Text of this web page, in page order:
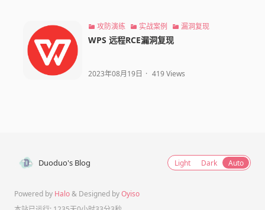
攻防演练 实战案例 漏洞复现
WPS 远程RCE漏洞复现
2023年08月19日 · 419 Views
Duoduo's Blog Light Dark Auto
Powered by Halo& Designed byOyiso